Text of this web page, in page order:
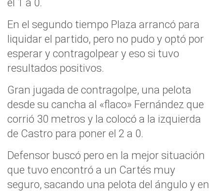
el 1 a 0.
En el segundo tiempo Plaza arrancó para
liquidar el partido, pero no pudo y optó por
esperar y contragolpear y eso si tuvo
resultados positivos.
Gran jugada de contragolpe, una pelota
desde su cancha al «flaco» Fernández que
corrió 30 metros y la colocó a la izquierda
de Castro para poner el 2 a 0.
Defensor buscó pero en la mejor situación
que tuvo encontró a un Cartés muy
seguro, sacando una pelota del ángulo y en